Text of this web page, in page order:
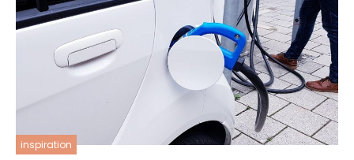
inspiration